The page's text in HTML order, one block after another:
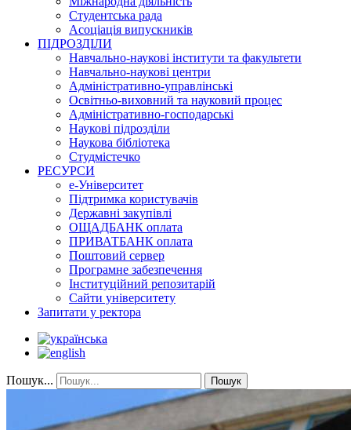
Студентська рада
Асоціація випускників
ПІДРОЗДІЛИ
Навчально-наукові інститути та факультети
Навчально-наукові центри
Адміністративно-управлінські
Освітньо-виховний та науковий процес
Адміністративно-господарські
Наукові підрозділи
Наукова бібліотека
Студмістечко
РЕСУРСИ
е-Університет
Підтримка користувачів
Державні закупівлі
ОЩАДБАНК оплата
ПРИВАТБАНК оплата
Поштовий сервер
Програмне забезпечення
Інституційний репозитарій
Сайти університету
Запитати у ректора
Пошук... Пошук